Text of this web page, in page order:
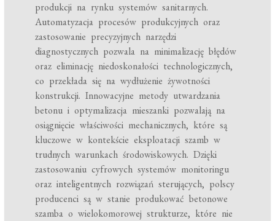
produkcji na rynku systemów sanitarnych.
Automatyzacja procesów produkcyjnych oraz
zastosowanie precyzyjnych narzędzi
diagnostycznych pozwala na minimalizację błędów
oraz eliminację niedoskonałości technologicznych,
co przekłada się na wydłużenie żywotności
konstrukcji. Innowacyjne metody utwardzania
betonu i optymalizacja mieszanki pozwalają na
osiągnięcie właściwości mechanicznych, które są
kluczowe w kontekście eksploatacji szamb w
trudnych warunkach środowiskowych. Dzięki
zastosowaniu cyfrowych systemów monitoringu
oraz inteligentnych rozwiązań sterujących, polscy
producenci są w stanie produkować betonowe
szamba o wielokomorowej strukturze, które nie